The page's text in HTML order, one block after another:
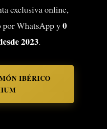
exclusiva online,
por WhatsApp y0
2023.
IBÉRICO